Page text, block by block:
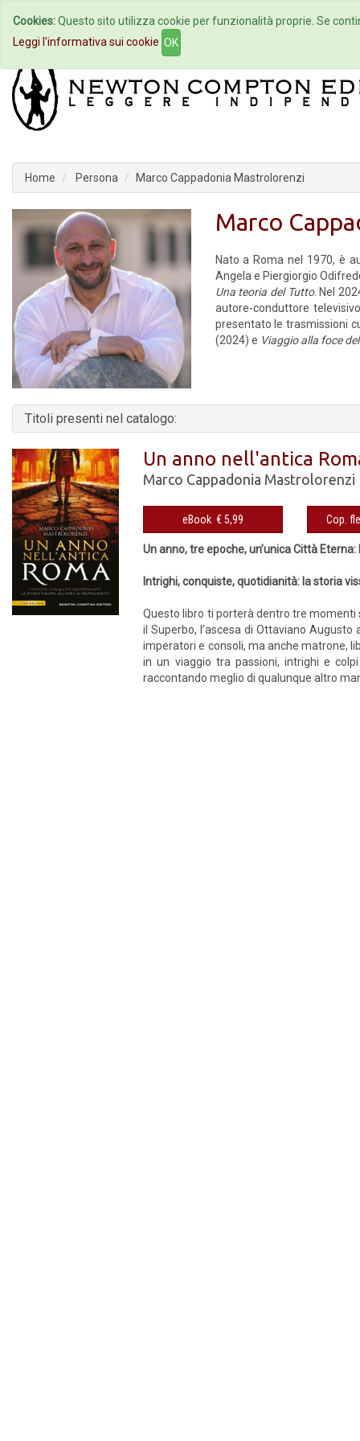
Home Autori Eventi
Home Persona Marco Cappadonia Mastrolorenzi
Marco
Nato a Roma nel 1970, è
Angela e Piergiorgio
Una teoria del Tutto. Nel
autore-conduttore
presentato le trasmissioni
(2024) e Viaggio alla foce del
Titoli presenti nel catalogo:
Un anno nell'antica
Marco Cappadonia Mastrolorenzi
eBook € 5,99
Un anno, tre epoche, un’unica Città
Intrighi, conquiste, quotidianità: la storia
Questo libro ti porterà dentro tre
il Superbo, l’ascesa di Ottaviano
imperatori e consoli, ma anche matrone,
in un viaggio tra passioni, intrighi e
raccontando meglio di qualunque altro
Cookies:Questo sito utilizza cookie per funzionalità proprie. Se
Leggi l'informativa sui cookie OK